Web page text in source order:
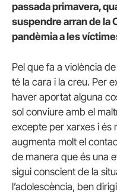
passada primavera,
suspendre arran de la
pandèmia a les
Pel que fa a violència
té la cara i la creu. Per
haver aportat alguna
sol conviure amb el
excepte per xarxes i és
augmenta molt el
de manera que és una
sigui conscient de la
l’adolescència, ben